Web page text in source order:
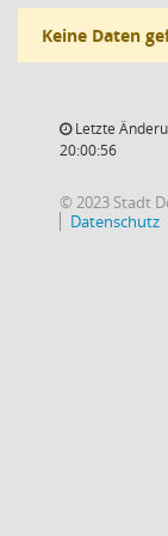
Keine Daten
Letzte
20:00:56
© 2023 Stadt
Datenschutz